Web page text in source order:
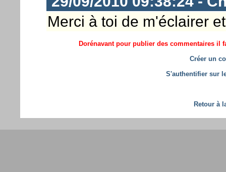
Merci à toi de m'éclairer
Dorénavant pour publier des commentaires il
Créer un
S'authentifier sur
Retour à